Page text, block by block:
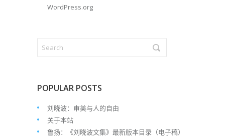
WordPress.org
POPULAR POSTS
刘晓波：审美与人的自由
关于本站
鲁扬：《刘晓波文集》最新版本目录（电子稿）